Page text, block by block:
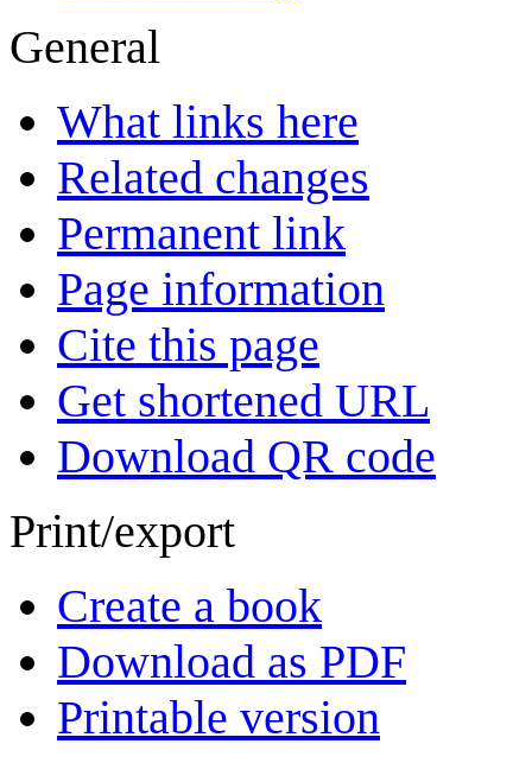
General
What links here
Related changes
Permanent link
Page information
Cite this page
Get shortened URL
Download QR code
Print/export
Create a book
Download as PDF
Printable version